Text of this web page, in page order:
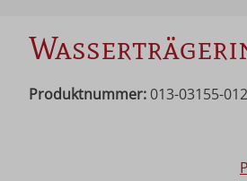
Produktnummer: 013-03155-